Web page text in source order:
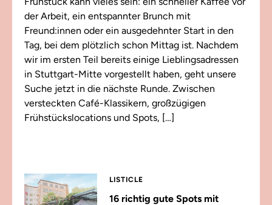
der Arbeit, ein entspannter Brunch mit
Freund:innen oder ein ausgedehnter Start in den
Tag, bei dem plötzlich schon Mittag ist. Nachdem
wir im ersten Teil bereits einige Lieblingsadressen
in Stuttgart-Mitte vorgestellt haben, geht unsere
Suche jetzt in die nächste Runde. Zwischen
versteckten Café-Klassikern, großzügigen
Frühstückslocations und Spots, […]
LISTICLE
16 richtig gute Spots mit